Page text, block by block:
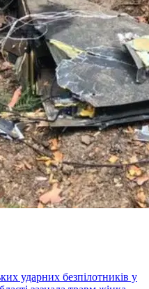
ударних безпілотників у